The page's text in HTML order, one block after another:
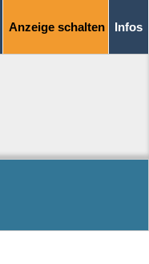
Anzeige schalten Infos